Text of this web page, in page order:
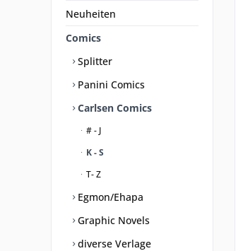
Neuheiten
Comics
Splitter
Panini Comics
Carlsen Comics
# - J
K - S
T- Z
Egmon/Ehapa
Graphic Novels
diverse Verlage